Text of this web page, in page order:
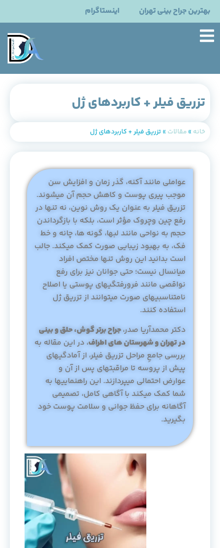
بهترین جراح بینی تهران اینستاگرام
تزریق فیلر + کاربردهای ژل
خانه »مقالات » تزریق فیلر + کاربردهای ژل
عواملی مانند آکنه، گذر زمان و افزایش سن
موجب پیری پوست و کاهش حجم آن میشوند.
تزریق فیلر به عنوان یک روش نوین، نه تنها در
رفع چین وچروک مؤثر است، بلکه با بازگرداندن
حجم به نواحی مانند لبها، گونه ها، چانه و خط
فک، به بهبود زیبایی صورت کمک میکند. جالب
است بدانید این روش تنها مختص افراد
میانسال نیست؛ حتی جوانان نیز برای رفع
نواقصی مانند فرورفتگیهای پوستی یا اصلاح
نامتناسبیهای صورت میتوانند از تزریق ژل
استفاده کنند.
دکتر محمدآریا صدر،جراح برتر گوش، حلق و بینی
در تهران و شهرستان های اطراف، در این مقاله به
بررسی جامعِ مراحل تزریق فیلر، از آمادگیهای
پیش از پروسه تا مراقبتهای پس از آن و
عوارض احتمالی میپردازند. این راهنماییها به
شما کمک میکند با آگاهی کامل، تصمیمی
آگاهانه برای حفظ جوانی و سلامت پوست خود
بگیرید.